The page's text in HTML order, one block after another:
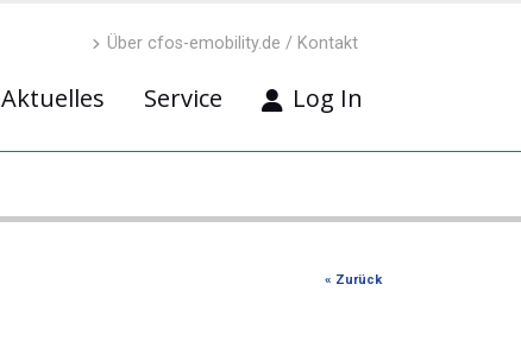
Über cfos-emobility.de / Kontakt
Aktuelles Service Log In
« Zurück